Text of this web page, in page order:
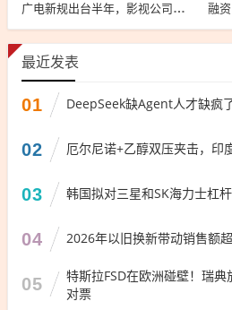
广电新规出台半年，影视公司看懂这套“IP宇宙说明书”了吗？
最近发表
01 DeepSeek缺Agent人才缺疯
02 厄尔尼诺+乙醇双压夹击，印
03 韩国拟对三星和SK海力士杠
04 2026年以旧换新带动销售额
05
特斯拉FSD在欧洲碰壁！瑞
对票